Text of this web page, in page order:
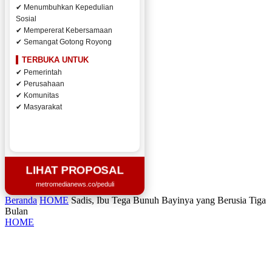
✔ Menumbuhkan Kepedulian
Sosial
✔ Mempererat Kebersamaan
✔ Semangat Gotong Royong
TERBUKA UNTUK
✔ Pemerintah
✔ Perusahaan
✔ Komunitas
✔ Masyarakat
LIHAT PROPOSAL
metromedianews.co/peduli
Beranda HOME Sadis, Ibu Tega Bunuh Bayinya yang Berusia Tiga
Bulan
HOME